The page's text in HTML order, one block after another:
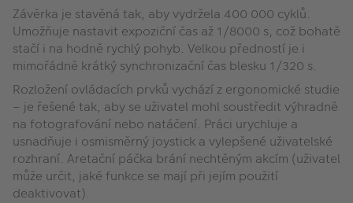
Závěrka je stavěná tak, aby vydržela 400 000 cyklů.
Umožňuje nastavit expoziční čas až 1/8000 s, což bohatě
stačí i na hodně rychlý pohyb. Velkou předností je i
mimořádně krátký synchronizační čas blesku 1/320 s.
Rozložení ovládacích prvků vychází z ergonomické studie
– je řešené tak, aby se uživatel mohl soustředit výhradně
na fotografování nebo natáčení. Práci urychluje a
usnadňuje i osmisměrný joystick a vylepšené uživatelské
rozhraní. Aretační páčka brání nechtěným akcím (uživatel
může určit, jaké funkce se mají při jejím použití
deaktivovat).